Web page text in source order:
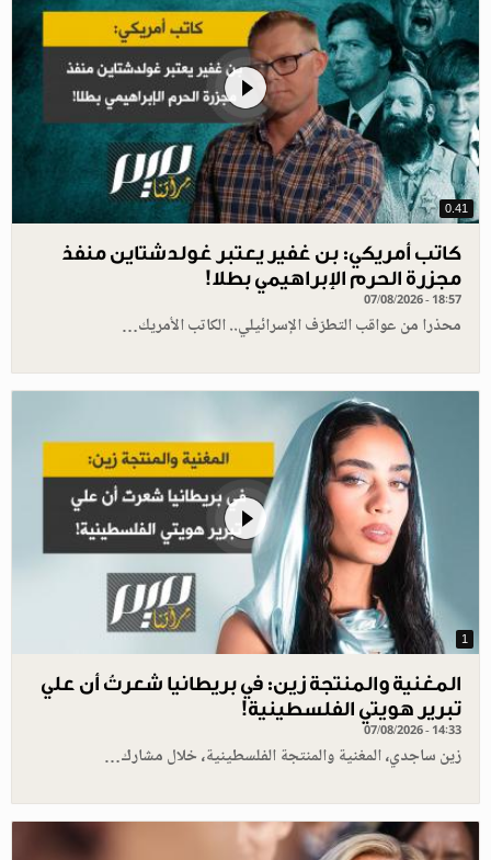
0.41
كاتب أمريكي: بن غفير يعتبر غولدشتاين منفذ
مجزرة الحرم الإبراهيمي بطلا!
07/08/2026 - 18:57
محذرا من عواقب التطرّف الإسرائيلي.. الكاتب الأمريك…
1
المغنية والمنتجة زين: في بريطانيا شعرتُ أن علي
تبرير هويتي الفلسطينية!
07/08/2026 - 14:33
زين ساجدي، المغنية والمنتجة الفلسطينية، خلال مشارك…